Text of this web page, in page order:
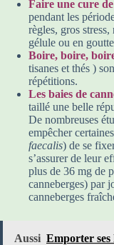
Faire une cure
pendant les
règles, gros
gélule ou en
Boire, boire,
tisanes et thés )
répétitions.
Les baies de
taillé une belle
De nombreuses
empêcher
faecalis) de se
s’assurer de leur
plus de 36 mg de
canneberges) par
canneberges
Aussi Emporter ses